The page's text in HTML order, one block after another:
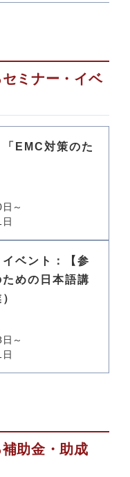
ミナー・イベ
EMC対策のた
～
イベント：【参
めの日本語講
～
助金・助成